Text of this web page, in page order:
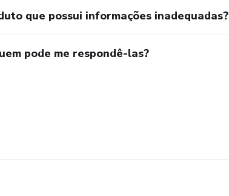
que possui informações inadequadas?
pode me respondê-las?